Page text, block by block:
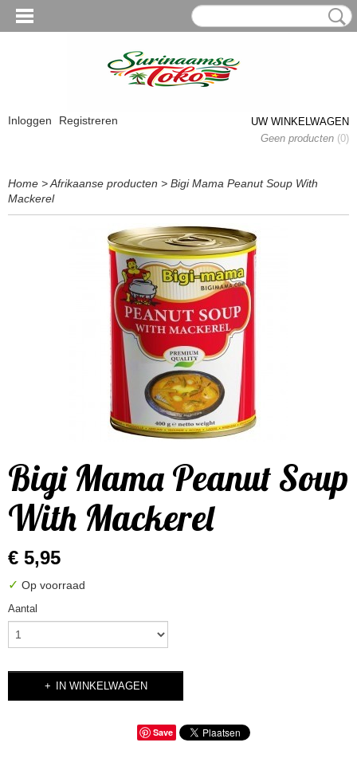
Inloggen Registreren
UW WINKELWAGEN
Geen producten (0)
Home >Afrikaanse producten > Bigi Mama Peanut Soup With
Mackerel
Bigi Mama Peanut Soup
With Mackerel
€ 5,95
✓ Op voorraad
Aantal
IN WINKELWAGEN
Save